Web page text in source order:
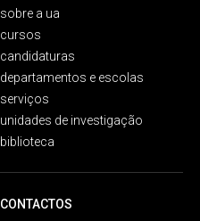
sobre a ua
cursos
candidaturas
departamentos e escolas
serviços
unidades de investigação
biblioteca
CONTACTOS